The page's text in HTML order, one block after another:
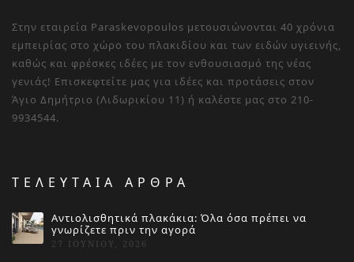
Στην εταιρεία Paraskevopoulos μετουσιώνονται 40 χρόνια
εμπειρίας στο χώρο του πλακιδίου και των ειδών υγιεινής,
καθώς και φρέσκες ιδέες με τον ενθουσιασμό της νέας
γενιάς! Επισκεφτείτε μας για ιδέες και προτάσεις στον
Άγιο Δημήτριο (Λιδωρικίου 11) ή καλέστε μας στο 210-
9934544.
ΤΕΛΕΥΤΑΙΑ ΑΡΘΡΑ
Αντιολισθητικά πλακάκια: Όλα όσα πρέπει να
γνωρίζετε πριν την αγορά
27 ΙΟΥΝΊΟΥ, 2026